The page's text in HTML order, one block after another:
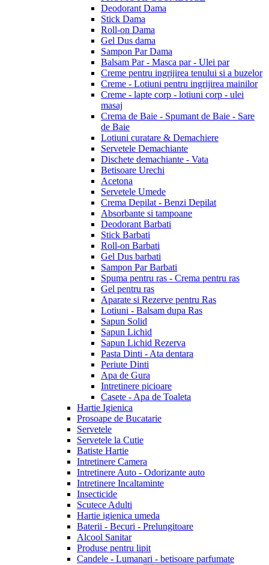
Deodorant Dama
Stick Dama
Roll-on Dama
Gel Dus dama
Sampon Par Dama
Balsam Par - Masca par - Ulei par
Creme pentru ingrijirea tenului si a buzelor
Creme - Lotiuni pentru ingrijirea mainilor
Creme - lapte corp - lotiuni corp - ulei
masaj
Crema de Baie - Spumant de Baie - Sare
de Baie
Lotiuni curatare & Demachiere
Servetele Demachiante
Dischete demachiante - Vata
Betisoare Urechi
Acetona
Servetele Umede
Crema Depilat - Benzi Depilat
Absorbante si tampoane
Deodorant Barbati
Stick Barbati
Roll-on Barbati
Gel Dus barbati
Sampon Par Barbati
Spuma pentru ras - Crema pentru ras
Gel pentru ras
Aparate si Rezerve pentru Ras
Lotiuni - Balsam dupa Ras
Sapun Solid
Sapun Lichid
Sapun Lichid Rezerva
Pasta Dinti - Ata dentara
Periute Dinti
Apa de Gura
Intretinere picioare
Casete - Apa de Toaleta
Hartie Igienica
Prosoape de Bucatarie
Servetele
Servetele la Cutie
Batiste Hartie
Intretinere Camera
Intretinere Auto - Odorizante auto
Intretinere Incaltaminte
Insecticide
Scutece Adulti
Hartie igienica umeda
Baterii - Becuri - Prelungitoare
Alcool Sanitar
Produse pentru lipit
Candele - Lumanari - betisoare parfumate